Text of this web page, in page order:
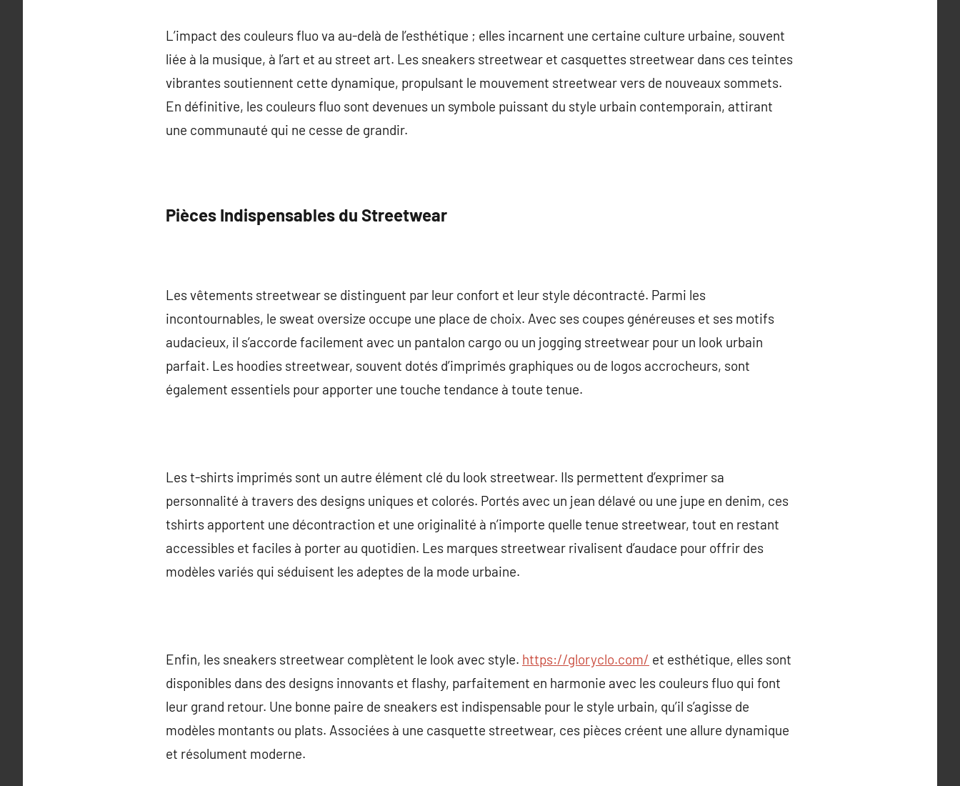
L’impact des couleurs fluo va au-delà de l’esthétique ; elles incarnent une certaine culture urbaine, souvent
liée à la musique, à l’art et au street art. Les sneakers streetwear et casquettes streetwear dans ces teintes
vibrantes soutiennent cette dynamique, propulsant le mouvement streetwear vers de nouveaux sommets.
En définitive, les couleurs fluo sont devenues un symbole puissant du style urbain contemporain, attirant
une communauté qui ne cesse de grandir.
Pièces Indispensables du Streetwear
Les vêtements streetwear se distinguent par leur confort et leur style décontracté. Parmi les
incontournables, le sweat oversize occupe une place de choix. Avec ses coupes généreuses et ses motifs
audacieux, il s’accorde facilement avec un pantalon cargo ou un jogging streetwear pour un look urbain
parfait. Les hoodies streetwear, souvent dotés d’imprimés graphiques ou de logos accrocheurs, sont
également essentiels pour apporter une touche tendance à toute tenue.
Les t-shirts imprimés sont un autre élément clé du look streetwear. Ils permettent d’exprimer sa
personnalité à travers des designs uniques et colorés. Portés avec un jean délavé ou une jupe en denim, ces
tshirts apportent une décontraction et une originalité à n’importe quelle tenue streetwear, tout en restant
accessibles et faciles à porter au quotidien. Les marques streetwear rivalisent d’audace pour offrir des
modèles variés qui séduisent les adeptes de la mode urbaine.
Enfin, les sneakers streetwear complètent le look avec style. https://gloryclo.com/ et esthétique, elles sont
disponibles dans des designs innovants et flashy, parfaitement en harmonie avec les couleurs fluo qui font
leur grand retour. Une bonne paire de sneakers est indispensable pour le style urbain, qu’il s’agisse de
modèles montants ou plats. Associées à une casquette streetwear, ces pièces créent une allure dynamique
et résolument moderne.